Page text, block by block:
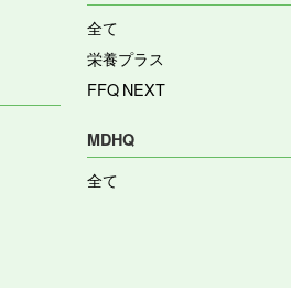
全て
栄養プラス
FFQ NEXT
MDHQ
全て